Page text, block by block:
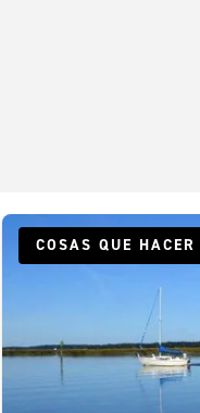
COSAS QUE HACER